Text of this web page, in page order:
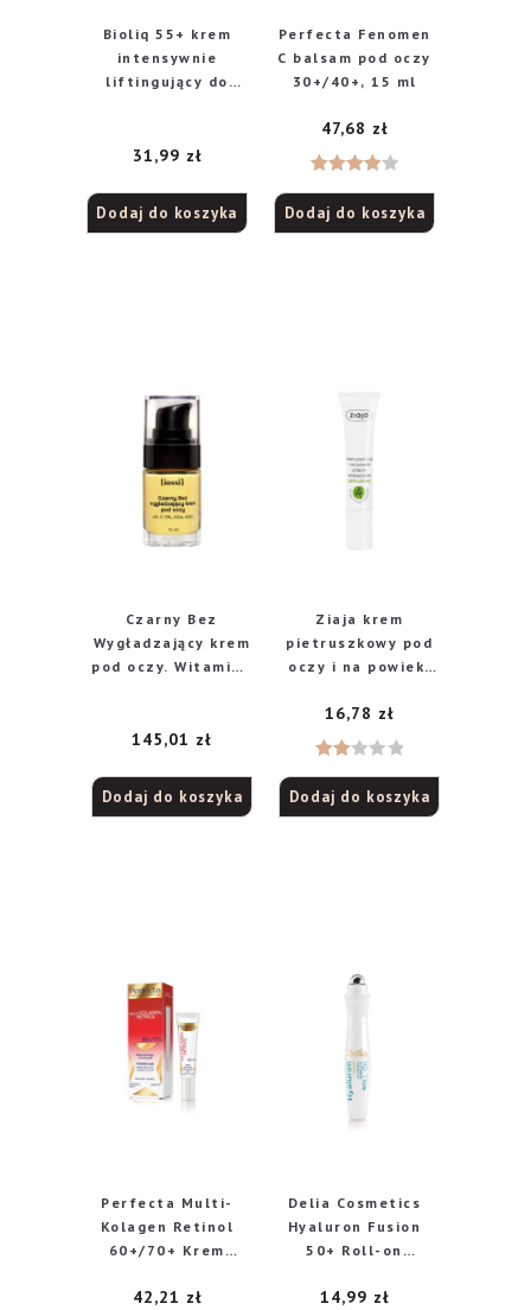
Bioliq 55+ krem
intensywnie
liftingujący do
ml
31,99 zł
Dodaj do koszyka
Perfecta Fenomen
C balsam pod oczy
30+/40+, 15 ml
4.00na
47,68 zł
Dodaj do koszyka
Czarny Bez
Wygładzający krem
pod oczy. Witamina
145,01 zł
Dodaj do koszyka
Ziaja krem
pietruszkowy pod
oczy i na powieki
zmarszczkom, 15
ml
iono
16,78 zł
Dodaj do koszyka
Perfecta Multi-
Kolagen Retinol
60+/70+ Krem
zmarszczki i
42,21 zł
Delia Cosmetics
Hyaluron Fusion
50+ Roll-on
oczy 15ml
14,99 zł